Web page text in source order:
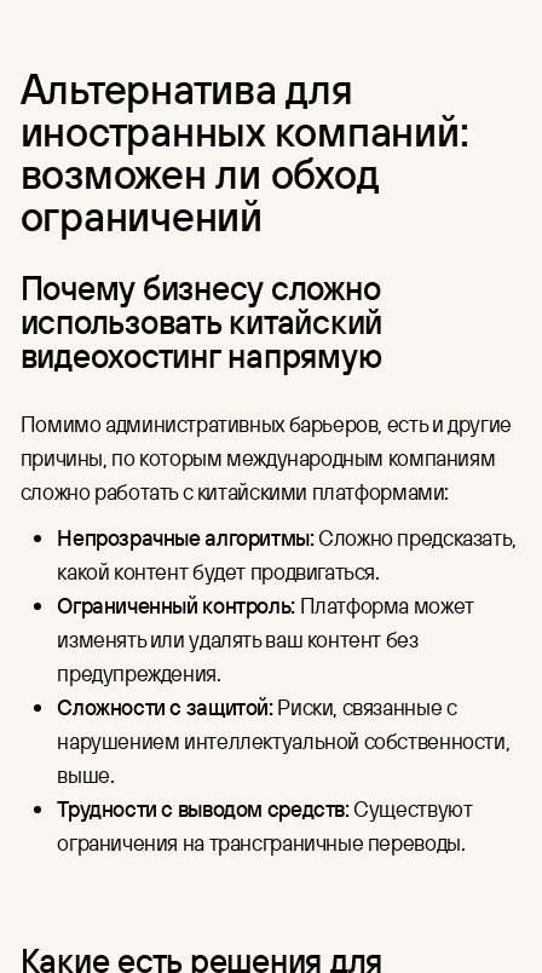
Альтернатива для
иностранных компаний:
возможен ли обход
ограничений
Почему бизнесу сложно
использовать китайский
видеохостинг напрямую
Помимо административных барьеров, есть и другие
причины, по которым международным компаниям
сложно работать с китайскими платформами:
Непрозрачные алгоритмы:Сложно предсказать,
какой контент будет продвигаться.
Ограниченный контроль:Платформа может
изменять или удалять ваш контент без
предупреждения.
Сложности с защитой:Риски, связанные с
нарушением интеллектуальной собственности,
выше.
Трудности с выводом средств:Существуют
ограничения на трансграничные переводы.
Какие есть решения для